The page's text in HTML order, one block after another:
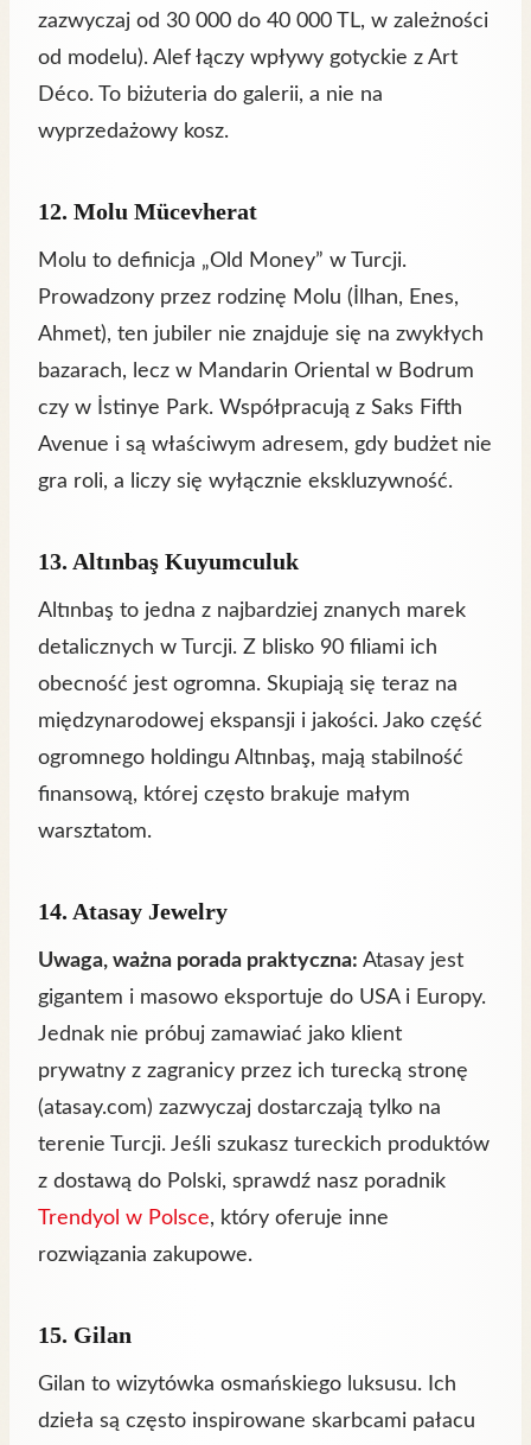
zazwyczaj od 30 000 do 40 000 TL, w zależności
od modelu). Alef łączy wpływy gotyckie z Art
Déco. To biżuteria do galerii, a nie na
wyprzedażowy kosz.
12. Molu Mücevherat
Molu to definicja „Old Money” w Turcji.
Prowadzony przez rodzinę Molu (İlhan, Enes,
Ahmet), ten jubiler nie znajduje się na zwykłych
bazarach, lecz w Mandarin Oriental w Bodrum
czy w İstinye Park. Współpracują z Saks Fifth
Avenue i są właściwym adresem, gdy budżet nie
gra roli, a liczy się wyłącznie ekskluzywność.
13. Altınbaş Kuyumculuk
Altınbaş to jedna z najbardziej znanych marek
detalicznych w Turcji. Z blisko 90 filiami ich
obecność jest ogromna. Skupiają się teraz na
międzynarodowej ekspansji i jakości. Jako część
ogromnego holdingu Altınbaş, mają stabilność
finansową, której często brakuje małym
warsztatom.
14. Atasay Jewelry
Uwaga, ważna porada praktyczna: Atasay jest
gigantem i masowo eksportuje do USA i Europy.
Jednak nie próbuj zamawiać jako klient
prywatny z zagranicy przez ich turecką stronę
(atasay.com) zazwyczaj dostarczają tylko na
terenie Turcji. Jeśli szukasz tureckich produktów
z dostawą do Polski, sprawdź nasz poradnik
Trendyol w Polsce, który oferuje inne
rozwiązania zakupowe.
15. Gilan
Gilan to wizytówka osmańskiego luksusu. Ich
dzieła są często inspirowane skarbcami pałacu